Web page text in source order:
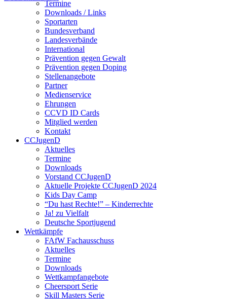
Termine
Downloads / Links
Sportarten
Bundesverband
Landesverbände
International
Prävention gegen Gewalt
Prävention gegen Doping
Stellenangebote
Partner
Medienservice
Ehrungen
CCVD ID Cards
Mitglied werden
Kontakt
CCJugenD
Aktuelles
Termine
Downloads
Vorstand CCJugenD
Aktuelle Projekte CCJugenD 2024
Kids Day Camp
“Du hast Rechte!” – Kinderrechte
Ja! zu Vielfalt
Deutsche Sportjugend
Wettkämpfe
FAfW Fachausschuss
Aktuelles
Termine
Downloads
Wettkampfangebote
Cheersport Serie
Skill Masters Serie